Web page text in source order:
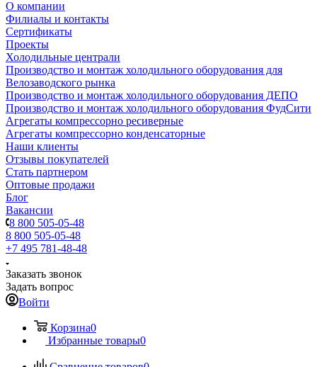
О компании
Филиалы и контакты
Сертификаты
Проекты
Холодильные централи
Производство и монтаж холодильного оборудования для
Велозаводского рынка
Производство и монтаж холодильного оборудования ДЕПО
Производство и монтаж холодильного оборудования ФудСити
Агрегаты компрессорно ресиверные
Агрегаты компрессорно конденсаторные
Наши клиенты
Отзывы покупателей
Стать партнером
Оптовые продажи
Блог
Вакансии
8 800 505-05-48
8 800 505-05-48
+7 495 781-48-48
Заказать звонок
Задать вопрос
Войти
Корзина0
Избранные товары0